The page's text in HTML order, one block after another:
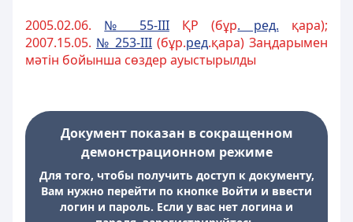
2005.02.06. № 55-IIIҚР (бұр. ред. қара);
2007.15.05. № 253-III (бұр.ред.қара) Заңдарымен
мәтін бойынша сөздер ауыстырылды
Документ показан в сокращенном
демонстрационном режиме
Для того, чтобы получить доступ к документу,
Вам нужно перейти по кнопке Войти и ввести
логин и пароль. Если у вас нет логина и